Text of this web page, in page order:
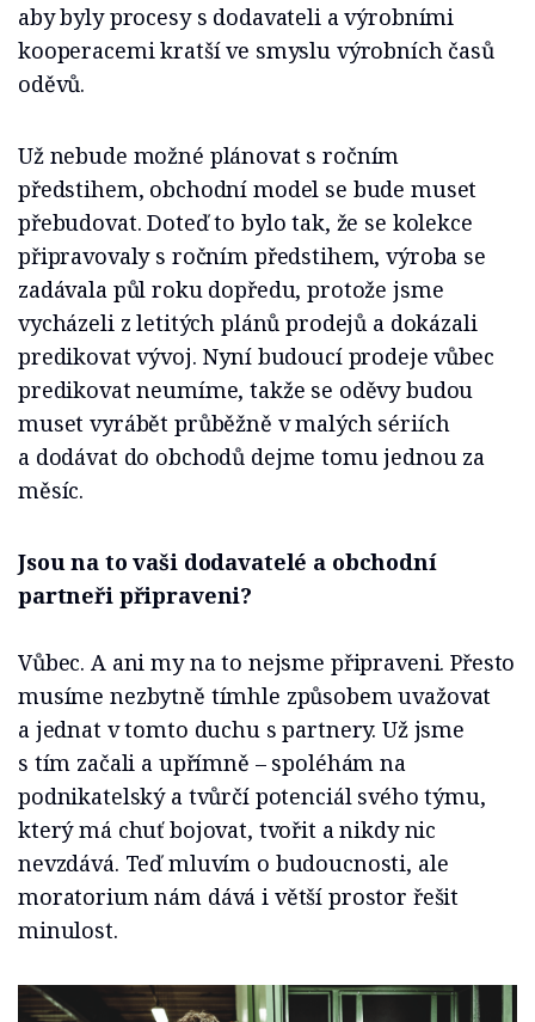
aby byly procesy s dodavateli a výrobními
kooperacemi kratší ve smyslu výrobních časů
oděvů.
Už nebude možné plánovat s ročním
předstihem, obchodní model se bude muset
přebudovat. Doteď to bylo tak, že se kolekce
připravovaly s ročním předstihem, výroba se
zadávala půl roku dopředu, protože jsme
vycházeli z letitých plánů prodejů a dokázali
predikovat vývoj. Nyní budoucí prodeje vůbec
predikovat neumíme, takže se oděvy budou
muset vyrábět průběžně v malých sériích
a dodávat do obchodů dejme tomu jednou za
měsíc.
Jsou na to vaši dodavatelé a obchodní
partneři připraveni?
Vůbec. A ani my na to nejsme připraveni. Přesto
musíme nezbytně tímhle způsobem uvažovat
a jednat v tomto duchu s partnery. Už jsme
s tím začali a upřímně – spoléhám na
podnikatelský a tvůrčí potenciál svého týmu,
který má chuť bojovat, tvořit a nikdy nic
nevzdává. Teď mluvím o budoucnosti, ale
moratorium nám dává i větší prostor řešit
minulost.